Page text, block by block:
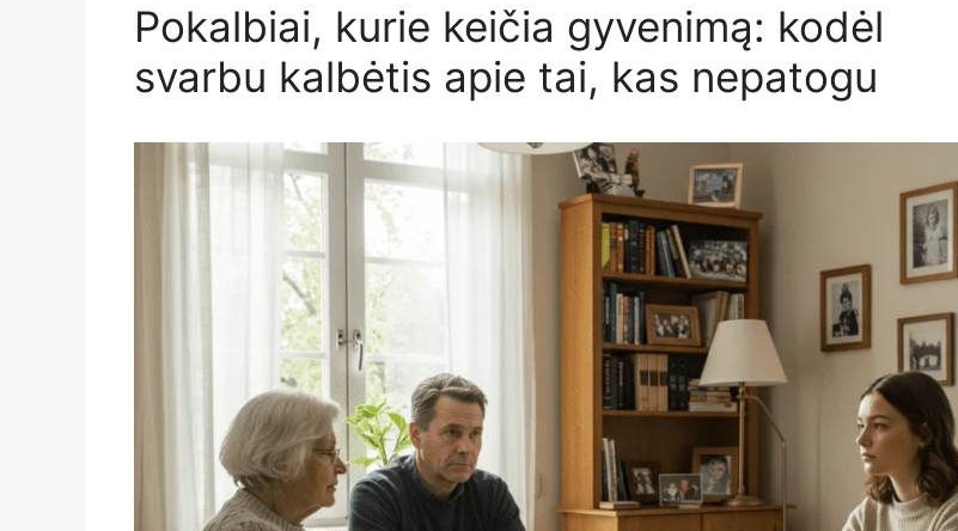
Pokalbiai, kurie keičia gyvenimą: kodėl
svarbu kalbėtis apie tai, kas nepatogu